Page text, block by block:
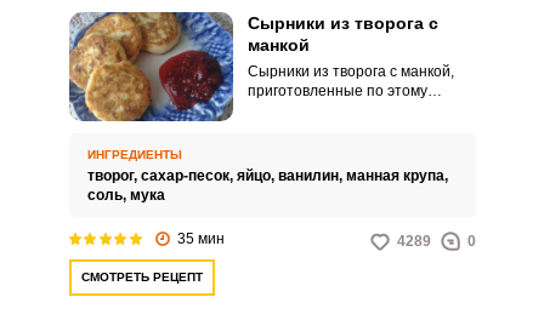
этого не менее вкусным.
Сырники из творога с
манкой
Сырники из творога с манкой,
приготовленные по этому
расползаются.
ИНГРЕДИЕНТЫ
творог, сахар-песок, яйцо, ванилин, манная крупа,
соль, мука
35 мин 4289 0
СМОТРЕТЬ РЕЦЕПТ